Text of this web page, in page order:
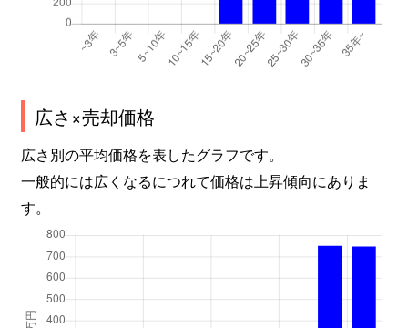
広さ×売却価格
広さ別の平均価格を表したグラフです。
一般的には広くなるにつれて価格は上昇傾向にありま
す。